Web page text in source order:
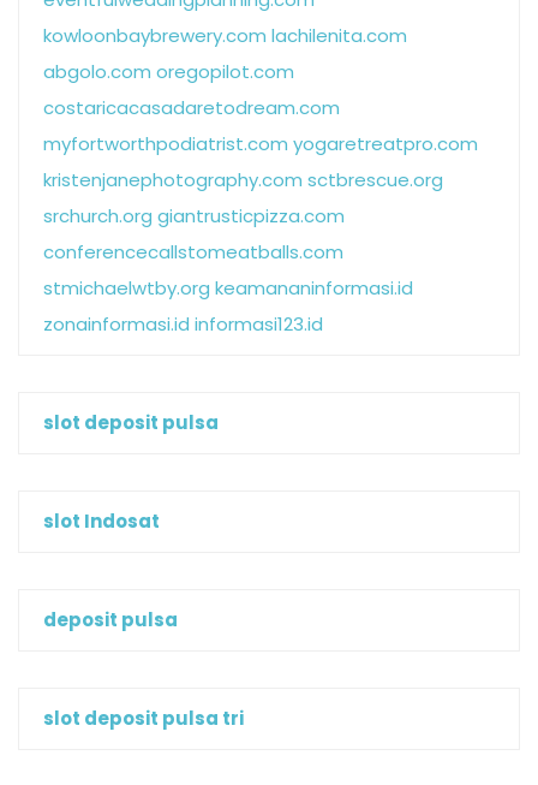
kowloonbaybrewery.com lachilenita.com
abgolo.com oregopilot.com
costaricacasadaretodream.com
myfortworthpodiatrist.com yogaretreatpro.com
kristenjanephotography.com sctbrescue.org
srchurch.org giantrusticpizza.com
conferencecallstomeatballs.com
stmichaelwtby.org keamananinformasi.id
zonainformasi.id informasi123.id
slot deposit pulsa
slot Indosat
deposit pulsa
slot deposit pulsa tri